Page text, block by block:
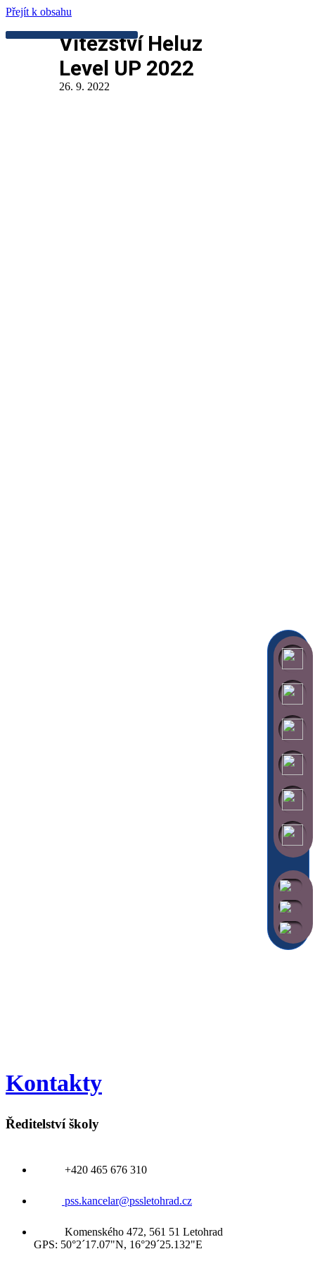
Přejít k obsahu
Vítězství Heluz
Level UP 2022
26. 9. 2022
Kontakty
Ředitelství školy
+420 465 676 310
pss.kancelar@pssletohrad.cz
Komenského 472, 561 51 Letohrad
GPS: 50°2´17.07"N, 16°29´25.132"E